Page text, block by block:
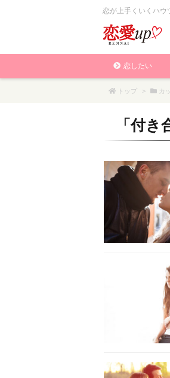
恋が上手くいくハウ
恋したい
トップ > カ
「付き